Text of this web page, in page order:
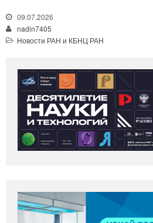
09.07.2026
nadin7405
Новости РАН и КБНЦ РАН